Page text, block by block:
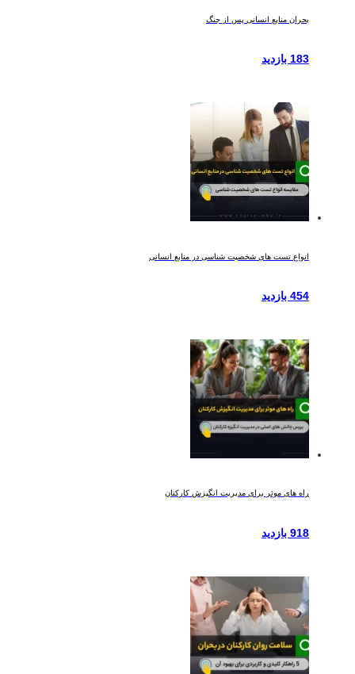
بحران منابع انسانی پس از جنگ
183 بازدید
انواع تست های شخصیت شناسی در منابع انسانی
454 بازدید
راه های موثر برای مدیریت انگیزش کارکنان
918 بازدید